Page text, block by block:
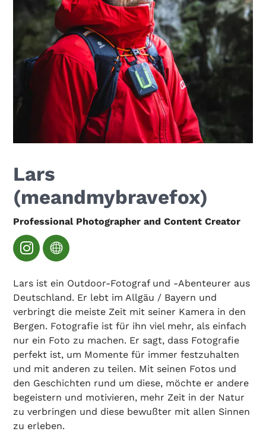
Lars
(meandmybravefox)
Professional Photographer and Content Creator
Lars ist ein Outdoor-Fotograf und -Abenteurer aus
Deutschland. Er lebt im Allgäu / Bayern und
verbringt die meiste Zeit mit seiner Kamera in den
Bergen. Fotografie ist für ihn viel mehr, als einfach
nur ein Foto zu machen. Er sagt, dass Fotografie
perfekt ist, um Momente für immer festzuhalten
und mit anderen zu teilen. Mit seinen Fotos und
den Geschichten rund um diese, möchte er andere
begeistern und motivieren, mehr Zeit in der Natur
zu verbringen und diese bewußter mit allen Sinnen
zu erleben.